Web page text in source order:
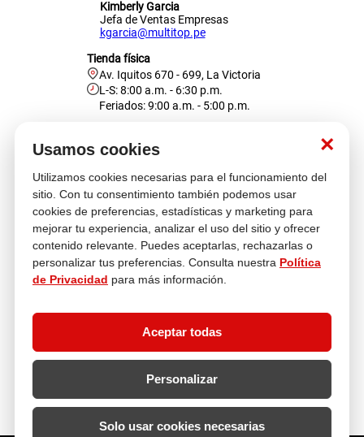
×
Usamos cookies
Utilizamos cookies necesarias para el funcionamiento del
sitio. Con tu consentimiento también podemos usar
cookies de preferencias, estadísticas y marketing para
mejorar tu experiencia, analizar el uso del sitio y ofrecer
contenido relevante. Puedes aceptarlas, rechazarlas o
personalizar tus preferencias. Consulta nuestra Política
de Privacidad para más información.
Aceptar todas
Personalizar
Solo usar cookies necesarias
Kimberly Garcia
Jefa de Ventas Empresas
kgarcia@multitop.pe
Tienda física
Av. Iquitos 670 - 699, La Victoria
L-S: 8:00 a.m. - 6:30 p.m.
Feriados: 9:00 a.m. - 5:00 p.m.
Atención al cliente
Descubre más